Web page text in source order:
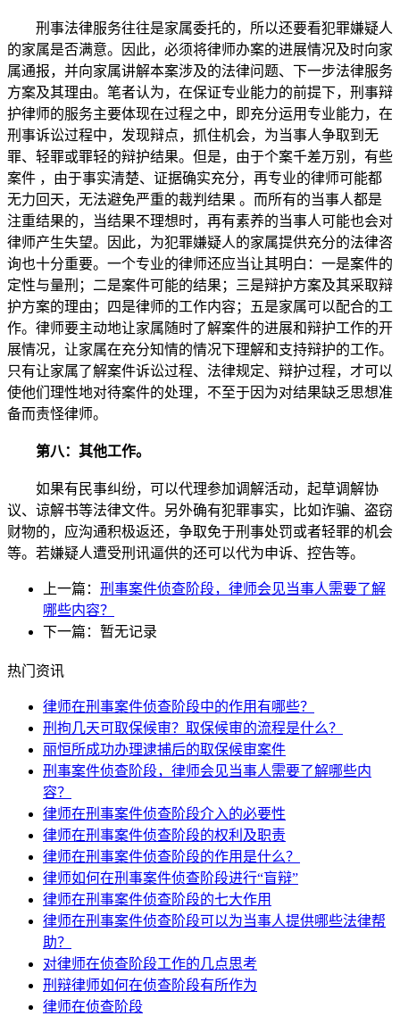
刑事法律服务往往是家属委托的，所以还要看犯罪嫌疑人
的家属是否满意。因此，必须将律师办案的进展情况及时向家
属通报，并向家属讲解本案涉及的法律问题、下一步法律服务
方案及其理由。笔者认为，在保证专业能力的前提下，刑事辩
护律师的服务主要体现在过程之中，即充分运用专业能力，在
刑事诉讼过程中，发现辩点，抓住机会，为当事人争取到无
罪、轻罪或罪轻的辩护结果。但是，由于个案千差万别，有些
案件 ，由于事实清楚、证据确实充分，再专业的律师可能都
无力回天，无法避免严重的裁判结果 。而所有的当事人都是
注重结果的，当结果不理想时，再有素养的当事人可能也会对
律师产生失望。因此，为犯罪嫌疑人的家属提供充分的法律咨
询也十分重要。一个专业的律师还应当让其明白：一是案件的
定性与量刑；二是案件可能的结果；三是辩护方案及其采取辩
护方案的理由；四是律师的工作内容；五是家属可以配合的工
作。律师要主动地让家属随时了解案件的进展和辩护工作的开
展情况，让家属在充分知情的情况下理解和支持辩护的工作。
只有让家属了解案件诉讼过程、法律规定、辩护过程，才可以
使他们理性地对待案件的处理，不至于因为对结果缺乏思想准
备而责怪律师。
第八：其他工作。
如果有民事纠纷，可以代理参加调解活动，起草调解协
议、谅解书等法律文件。另外确有犯罪事实，比如诈骗、盗窃
财物的，应沟通积极返还，争取免于刑事处罚或者轻罪的机会
等。若嫌疑人遭受刑讯逼供的还可以代为申诉、控告等。
上一篇： 刑事案件侦查阶段，律师会见当事人需要了解
哪些内容？
下一篇：暂无记录
热门资讯
律师在刑事案件侦查阶段中的作用有哪些？
刑拘几天可取保候审？取保候审的流程是什么？
丽恒所成功办理逮捕后的取保候审案件
刑事案件侦查阶段，律师会见当事人需要了解哪些内
容？
律师在刑事案件侦查阶段介入的必要性
律师在刑事案件侦查阶段的权利及职责
律师在刑事案件侦查阶段的作用是什么？
律师如何在刑事案件侦查阶段进行“盲辩”
律师在刑事案件侦查阶段的七大作用
律师在刑事案件侦查阶段可以为当事人提供哪些法律帮
助？
对律师在侦查阶段工作的几点思考
刑辩律师如何在侦查阶段有所作为
律师在侦查阶段